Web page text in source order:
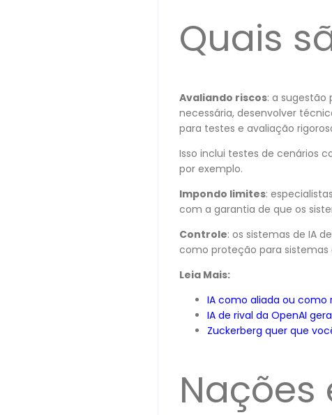
Quais
Avaliando riscos: a sugestão
necessária, desenvolver
para testes e avaliação
Isso inclui testes de cenários
por exemplo.
Impondo limites:
com a garantia de que os
Controle: os sistemas de IA
como proteção para sistemas
Leia Mais:
IA como aliada ou como
IA de rival da OpenAI
Zuckerberg quer que